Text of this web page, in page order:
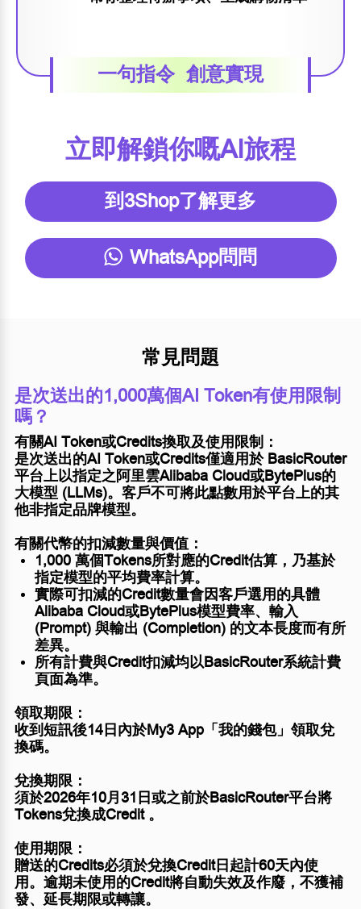
一句指令 創意實現
立即解鎖你嘅AI旅程
到3Shop了解更多
WhatsApp問問
常見問題
是次送出的1,000萬個AI Token有使用限制
嗎？
有關AI Token或Credits換取及使用限制：
是次送出的AI Token或Credits僅適用於 BasicRouter
平台上以指定之阿里雲Alibaba Cloud或BytePlus的
大模型 (LLMs)。客戶不可將此點數用於平台上的其
他非指定品牌模型。
有關代幣的扣減數量與價值：
1,000 萬個Tokens所對應的Credit估算，乃基於
指定模型的平均費率計算。
實際可扣減的Credit數量會因客戶選用的具體
Alibaba Cloud或BytePlus模型費率、輸入
(Prompt) 與輸出 (Completion) 的文本長度而有所
差異。
所有計費與Credit扣減均以BasicRouter系統計費
頁面為準。
領取期限：
收到短訊後14日內於My3 App「我的錢包」領取兌
換碼。
兌換期限：
須於2026年10月31日或之前於BasicRouter平台將
Tokens兌換成Credit 。
使用期限：
贈送的Credits必須於兌換Credit日起計60天內使
用。逾期未使用的Credit將自動失效及作廢，不獲補
發、延長期限或轉讓。